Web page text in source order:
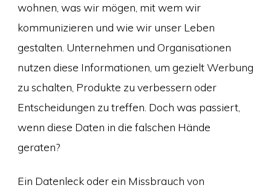
wohnen, was wir mögen, mit wem wir
kommunizieren und wie wir unser Leben
gestalten. Unternehmen und Organisationen
nutzen diese Informationen, um gezielt Werbung
zu schalten, Produkte zu verbessern oder
Entscheidungen zu treffen. Doch was passiert,
wenn diese Daten in die falschen Hände
geraten?
Ein Datenleck oder ein Missbrauch von